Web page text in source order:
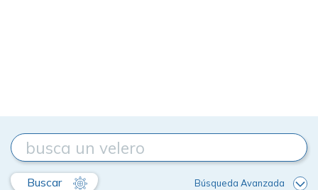
Buscar Búsqueda Avanzada